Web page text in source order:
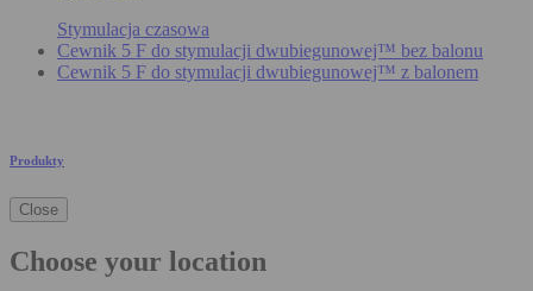
Stymulacja czasowa
Cewnik 5 F do stymulacji dwubiegunowej™ bez balonu
Cewnik 5 F do stymulacji dwubiegunowej™ z balonem
Produkty
Close
Choose your location